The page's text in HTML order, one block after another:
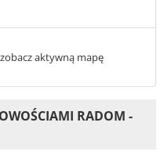
zobacz aktywną mapę
RADOM -